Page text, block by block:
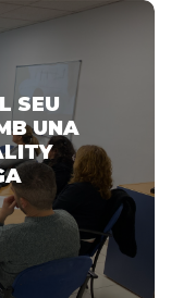
SEU
UNA